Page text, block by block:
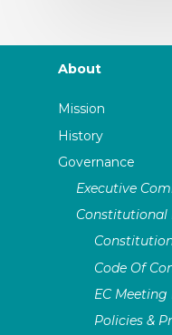
About
Mission
History
Governance
Executive
Constitutional
Code Of
EC
Policies &